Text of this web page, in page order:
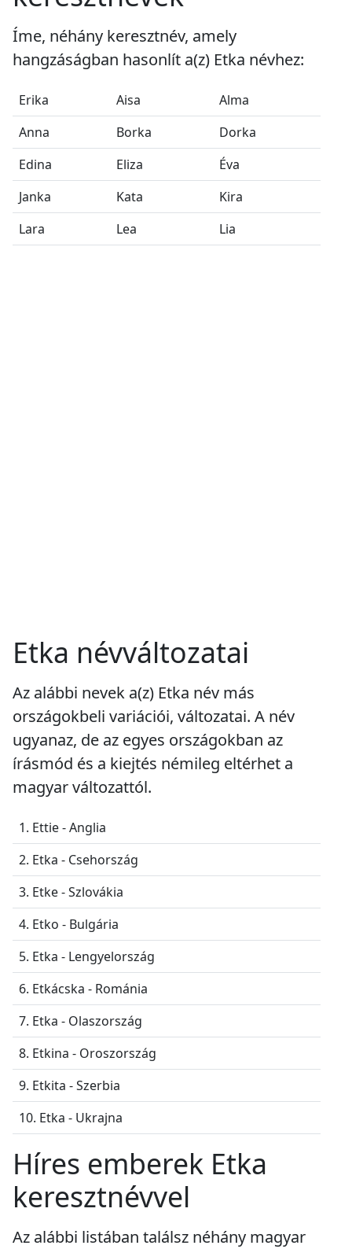
Íme, néhány keresztnév, amely
hangzáságban hasonlít a(z) Etka névhez:
Erika Aisa
Alma
Anna
Borka
Dorka
Edina
Eliza
Éva
Janka
Kata
Kira
Lara
Lea Lia
Etka névváltozatai
Az alábbi nevek a(z) Etka név más
országokbeli variációi, változatai. A név
ugyanaz, de az egyes országokban az
írásmód és a kiejtés némileg eltérhet a
magyar változattól.
1. Ettie - Anglia
2. Etka - Csehország
3. Etke - Szlovákia
4. Etko - Bulgária
5. Etka - Lengyelország
6. Etkácska - Románia
7. Etka - Olaszország
8. Etkina - Oroszország
9. Etkita - Szerbia
10. Etka - Ukrajna
Híres emberek Etka
keresztnévvel
Az alábbi listában találsz néhány magyar